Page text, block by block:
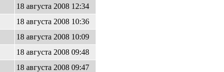
18 августа 2008 12:34
18 августа 2008 10:36
18 августа 2008 10:09
18 августа 2008 09:48
18 августа 2008 09:47